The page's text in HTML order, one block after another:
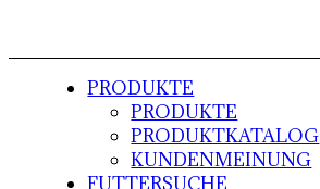
PRODUKTE
PRODUKTE
PRODUKTKATALOG
KUNDENMEINUNG
FUTTERSUCHE